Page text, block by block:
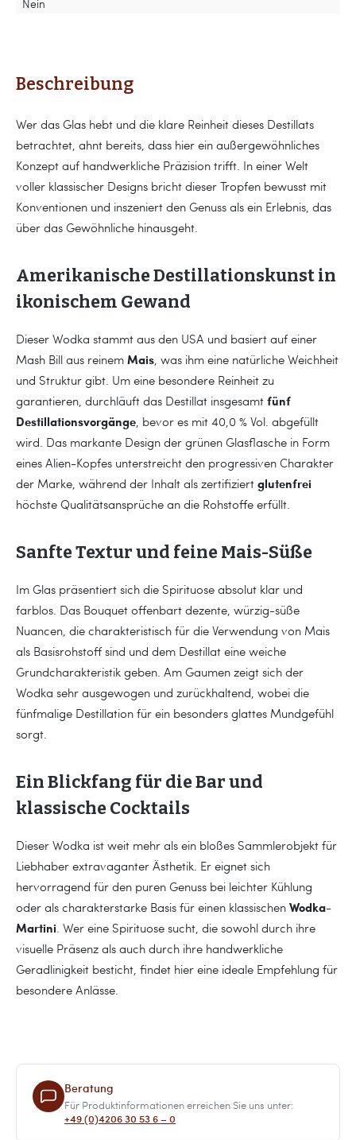
Beschreibung
Wer das Glas hebt und die klare Reinheit dieses Destillats
betrachtet, ahnt bereits, dass hier ein außergewöhnliches
Konzept auf handwerkliche Präzision trifft. In einer Welt
voller klassischer Designs bricht dieser Tropfen bewusst mit
Konventionen und inszeniert den Genuss als ein Erlebnis, das
über das Gewöhnliche hinausgeht.
Amerikanische Destillationskunst in
ikonischem Gewand
Dieser Wodka stammt aus den USA und basiert auf einer
Mash Bill aus reinem Mais, was ihm eine natürliche Weichheit
und Struktur gibt. Um eine besondere Reinheit zu
garantieren, durchläuft das Destillat insgesamt fünf
Destillationsvorgänge, bevor es mit 40,0 % Vol. abgefüllt
wird. Das markante Design der grünen Glasflasche in Form
eines Alien-Kopfes unterstreicht den progressiven Charakter
der Marke, während der Inhalt als zertifiziert glutenfrei
höchste Qualitätsansprüche an die Rohstoffe erfüllt.
Sanfte Textur und feine Mais-Süße
Im Glas präsentiert sich die Spirituose absolut klar und
farblos. Das Bouquet offenbart dezente, würzig-süße
Nuancen, die charakteristisch für die Verwendung von Mais
als Basisrohstoff sind und dem Destillat eine weiche
Grundcharakteristik geben. Am Gaumen zeigt sich der
Wodka sehr ausgewogen und zurückhaltend, wobei die
fünfmalige Destillation für ein besonders glattes Mundgefühl
sorgt.
Ein Blickfang für die Bar und
klassische Cocktails
Dieser Wodka ist weit mehr als ein bloßes Sammlerobjekt für
Liebhaber extravaganter Ästhetik. Er eignet sich
hervorragend für den puren Genuss bei leichter Kühlung
oder als charakterstarke Basis für einen klassischen Wodka-
Martini. Wer eine Spirituose sucht, die sowohl durch ihre
visuelle Präsenz als auch durch ihre handwerkliche
Geradlinigkeit besticht, findet hier eine ideale Empfehlung für
besondere Anlässe.
Beratung
Für Produktinformationen erreichen Sie uns unter:
+49 (0)4206 30 53 6 – 0